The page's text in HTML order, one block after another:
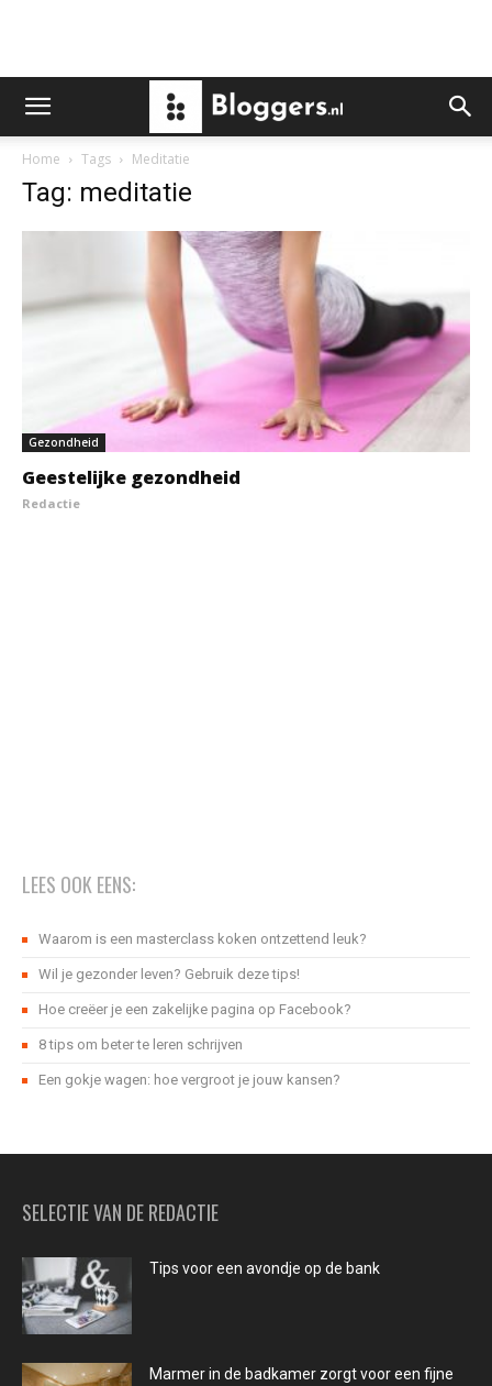
Home Tags Meditatie
Tag: meditatie
Gezondheid
Geestelijke gezondheid
Redactie
LEES OOK EENS:
Waarom is een masterclass koken ontzettend leuk?
Wil je gezonder leven? Gebruik deze tips!
Hoe creëer je een zakelijke pagina op Facebook?
8 tips om beter te leren schrijven
Een gokje wagen: hoe vergroot je jouw kansen?
SELECTIE VAN DE REDACTIE
Tips voor een avondje op de bank
Marmer in de badkamer zorgt voor een fijne